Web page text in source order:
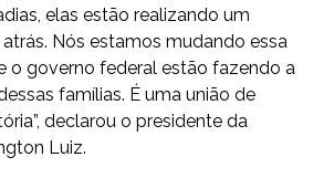
elas estão realizando um
Nós estamos mudando essa
o governo federal estão fazendo a
famílias. É uma união de
declarou o presidente da
Luiz.